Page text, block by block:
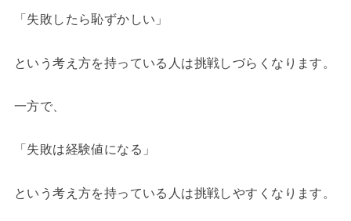
「失敗したら恥ずかしい」
という考え方を持っている人は挑戦しづらくなります。
一方で、
「失敗は経験値になる」
という考え方を持っている人は挑戦しやすくなります。